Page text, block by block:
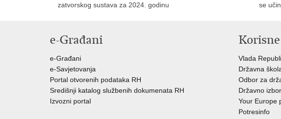
zatvorskog sustava za 2024. godinu
se
e-Građani
e-Građani
e-Savjetovanja
Portal otvorenih podataka RH
Središnji katalog službenih dokumenata RH
Izvozni portal
Vlada
Državna
Odbor za
Državno
Your Europe
Potresinfo